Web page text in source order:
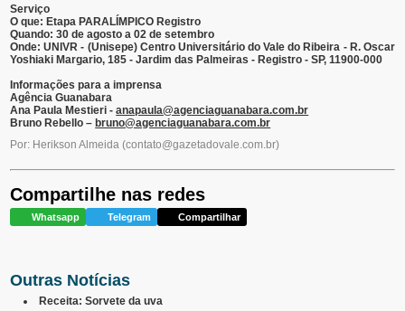
Serviço
O que: Etapa PARALÍMPICO Registro
Quando: 30 de agosto a 02 de setembro
Onde: UNIVR - (Unisepe) Centro Universitário do Vale do Ribeira - R. Oscar
Yoshiaki Margario, 185 - Jardim das Palmeiras - Registro - SP, 11900-000
Informações para a imprensa
Agência Guanabara
Ana Paula Mestieri -anapaula@agenciaguanabara.com.br
Bruno Rebello –bruno@agenciaguanabara.com.br
Por: Herikson Almeida (contato@gazetadovale.com.br)
Compartilhe nas redes
Whatsapp Telegram Compartilhar
Outras Notícias
Receita: Sorvete da uva